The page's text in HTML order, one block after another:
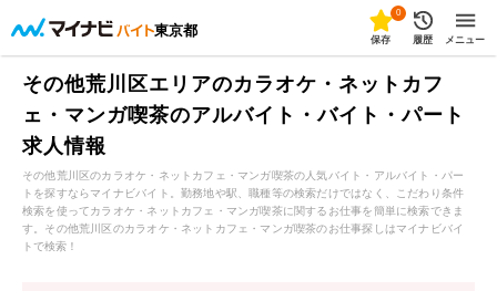
東京都
0
保存 履歴 メニュー
その他荒川区エリアのカラオケ・ネットカフ
ェ・マンガ喫茶のアルバイト・バイト・パート
求人情報
その他荒川区のカラオケ・ネットカフェ・マンガ喫茶の人気バイト・アルバイト・パー
トを探すならマイナビバイト。勤務地や駅、職種等の検索だけではなく、こだわり条件
検索を使ってカラオケ・ネットカフェ・マンガ喫茶に関するお仕事を簡単に検索できま
す。その他荒川区のカラオケ・ネットカフェ・マンガ喫茶のお仕事探しはマイナビバイ
トで検索！